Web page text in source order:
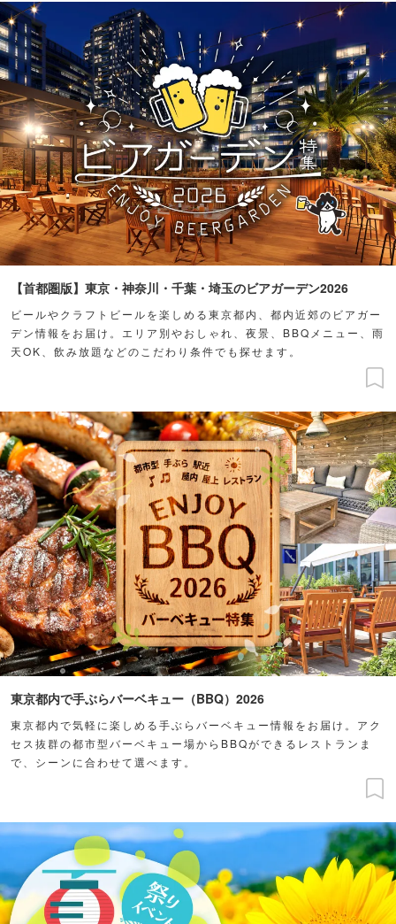
【首都圏版】東京・神奈川・千葉・埼玉のビアガーデン2026
ビールやクラフトビールを楽しめる東京都内、都内近郊のビアガー
デン情報をお届け。エリア別やおしゃれ、夜景、BBQメニュー、雨
天OK、飲み放題などのこだわり条件でも探せます。
東京都内で手ぶらバーベキュー（BBQ）2026
東京都内で気軽に楽しめる手ぶらバーベキュー情報をお届け。アク
セス抜群の都市型バーベキュー場からBBQができるレストランま
で、シーンに合わせて選べます。